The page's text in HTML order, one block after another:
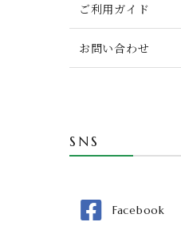
ご利用ガイド
お問い合わせ
SNS
Facebook